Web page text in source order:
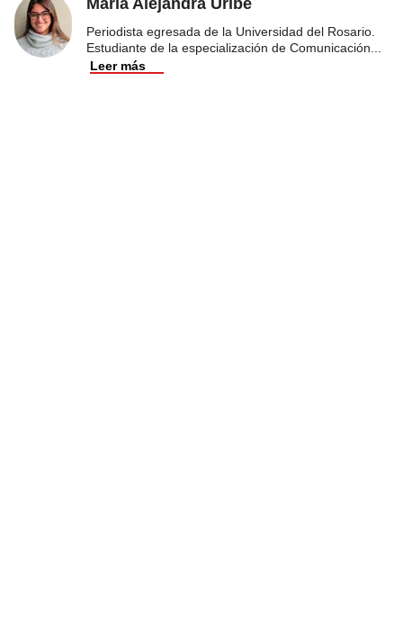
Periodista egresada de la Universidad del Rosario.
Estudiante de la especialización de Comunicación
Leer más